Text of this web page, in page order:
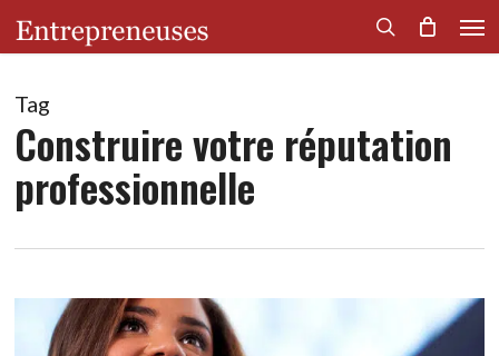
content
search
Tag
Construire votre réputation
professionnelle